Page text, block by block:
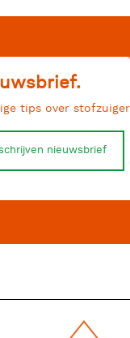
tips over
nieuwsbrief